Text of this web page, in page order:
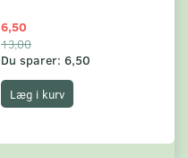
6,50
13,00
Du sparer: 6,50
Læg i kurv